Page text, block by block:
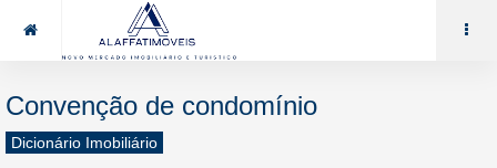
85 99969.7464 alaffat@gmail.com
Convenção de condomínio
Dicionário Imobiliário